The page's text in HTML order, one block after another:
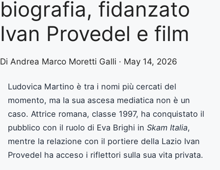
biografia, fidanzato
Ivan Provedel e film
Di Andrea Marco Moretti Galli · May 14, 2026
Ludovica Martino è tra i nomi più cercati del
momento, ma la sua ascesa mediatica non è un
caso. Attrice romana, classe 1997, ha conquistato il
pubblico con il ruolo di Eva Brighi in Skam Italia,
mentre la relazione con il portiere della Lazio Ivan
Provedel ha acceso i riflettori sulla sua vita privata.